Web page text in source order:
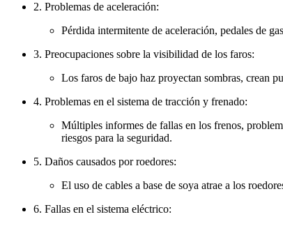
2. Problemas de aceleración:
Pérdida intermitente de aceleración, pedales de
3. Preocupaciones sobre la visibilidad de los faros:
Los faros de bajo haz proyectan sombras, crean
4. Problemas en el sistema de tracción y frenado:
Múltiples informes de fallas en los frenos,
riesgos para la seguridad.
5. Daños causados por roedores:
El uso de cables a base de soya atrae a los
6. Fallas en el sistema eléctrico: